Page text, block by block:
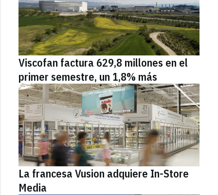
Viscofan factura 629,8 millones en el
primer semestre, un 1,8% más
La francesa Vusion adquiere In-Store
Media